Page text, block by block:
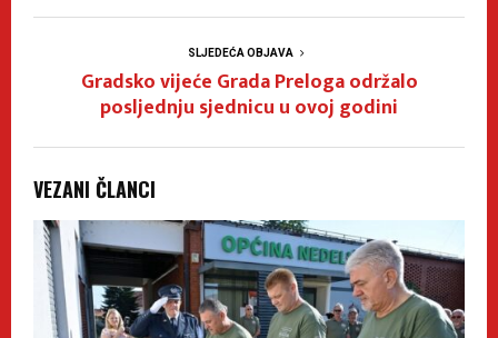
SLJEDEĆA OBJAVA
Gradsko vijeće Grada Preloga održalo
posljednju sjednicu u ovoj godini
VEZANI ČLANCI